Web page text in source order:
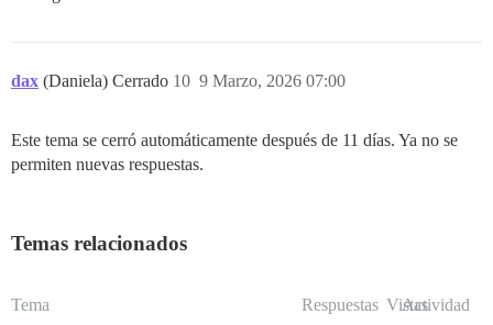
dax (Daniela) Cerrado 9 Marzo, 2026 07:00
10
Este tema se cerró automáticamente después de 11 días. Ya no se
permiten nuevas respuestas.
Temas relacionados
Tema Respuestas Vistas
Actividad